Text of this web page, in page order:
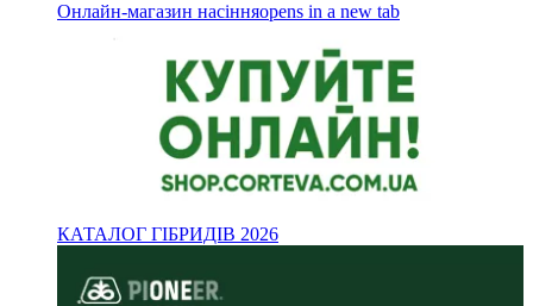
Онлайн-магазин насінняopens in a new tab
КАТАЛОГ ГІБРИДІВ 2026